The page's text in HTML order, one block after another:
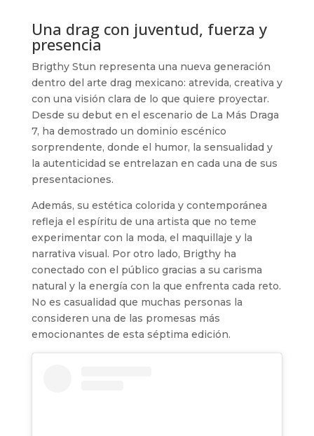
Una drag con juventud, fuerza y
presencia
Brigthy Stun representa una nueva generación
dentro del arte drag mexicano: atrevida, creativa y
con una visión clara de lo que quiere proyectar.
Desde su debut en el escenario de La Más Draga
7, ha demostrado un dominio escénico
sorprendente, donde el humor, la sensualidad y
la autenticidad se entrelazan en cada una de sus
presentaciones.
Además, su estética colorida y contemporánea
refleja el espíritu de una artista que no teme
experimentar con la moda, el maquillaje y la
narrativa visual. Por otro lado, Brigthy ha
conectado con el público gracias a su carisma
natural y la energía con la que enfrenta cada reto.
No es casualidad que muchas personas la
consideren una de las promesas más
emocionantes de esta séptima edición.